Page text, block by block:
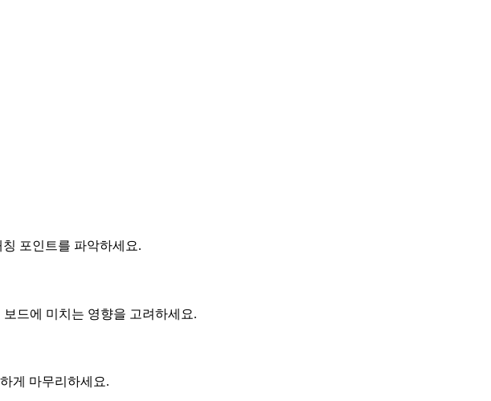
포인트를 파악하세요.
드에 미치는 영향을 고려하세요.
게 마무리하세요.